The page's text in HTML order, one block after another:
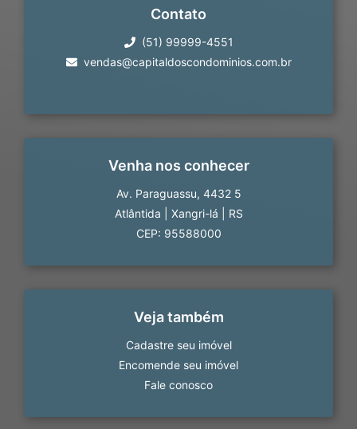
Contato
(51) 99999-4551
vendas@capitaldoscondominios.com.br
Venha nos conhecer
Av. Paraguassu, 4432 5
Atlântida
Xangri-lá
RS
CEP: 95588000
Veja também
Cadastre seu imóvel
Encomende seu imóvel
Fale conosco